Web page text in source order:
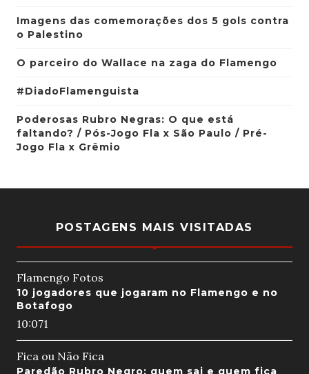
Imagens das comemorações dos 5 gols contra
o Palestino
O parceiro do Wallace na zaga do Flamengo
#DiadoFlamenguista
Poderosas Rubro Negras: O que está
faltando? / Pós-Jogo Fla x São Paulo / Pré-
Jogo Fla x Grêmio
POSTAGENS MAIS VISITADAS
Flamengo Fotos
10 jogadores que jogaram no Flamengo e no
Botafogo
10:071
Fica ou Não Fica
Paredão Rubro Negro: quem sai e quem fica